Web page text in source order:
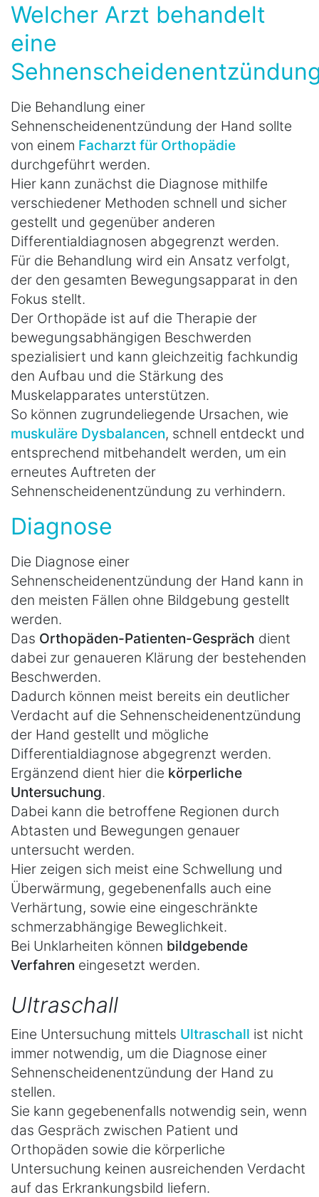
Welcher Arzt behandelt
eine
Die Behandlung einer
Sehnenscheidenentzündung der Hand sollte
von einem Facharzt für Orthopädie
durchgeführt werden.
Hier kann zunächst die Diagnose mithilfe
verschiedener Methoden schnell und sicher
gestellt und gegenüber anderen
Differentialdiagnosen abgegrenzt werden.
Für die Behandlung wird ein Ansatz verfolgt,
der den gesamten Bewegungsapparat in den
Fokus stellt.
Der Orthopäde ist auf die Therapie der
bewegungsabhängigen Beschwerden
spezialisiert und kann gleichzeitig fachkundig
den Aufbau und die Stärkung des
Muskelapparates unterstützen.
So können zugrundeliegende Ursachen, wie
muskuläre Dysbalancen, schnell entdeckt und
entsprechend mitbehandelt werden, um ein
erneutes Auftreten der
Sehnenscheidenentzündung zu verhindern.
Diagnose
Die Diagnose einer
Sehnenscheidenentzündung der Hand kann in
den meisten Fällen ohne Bildgebung gestellt
werden.
Das Orthopäden-Patienten-Gespräch dient
dabei zur genaueren Klärung der bestehenden
Beschwerden.
Dadurch können meist bereits ein deutlicher
Verdacht auf die Sehnenscheidenentzündung
der Hand gestellt und mögliche
Differentialdiagnose abgegrenzt werden.
Ergänzend dient hier die körperliche
Untersuchung.
Dabei kann die betroffene Regionen durch
Abtasten und Bewegungen genauer
untersucht werden.
Hier zeigen sich meist eine Schwellung und
Überwärmung, gegebenenfalls auch eine
Verhärtung, sowie eine eingeschränkte
schmerzabhängige Beweglichkeit.
Bei Unklarheiten können bildgebende
Verfahren eingesetzt werden.
Ultraschall
Eine Untersuchung mittels Ultraschall ist nicht
immer notwendig, um die Diagnose einer
Sehnenscheidenentzündung der Hand zu
stellen.
Sie kann gegebenenfalls notwendig sein, wenn
das Gespräch zwischen Patient und
Orthopäden sowie die körperliche
Untersuchung keinen ausreichenden Verdacht
auf das Erkrankungsbild liefern.